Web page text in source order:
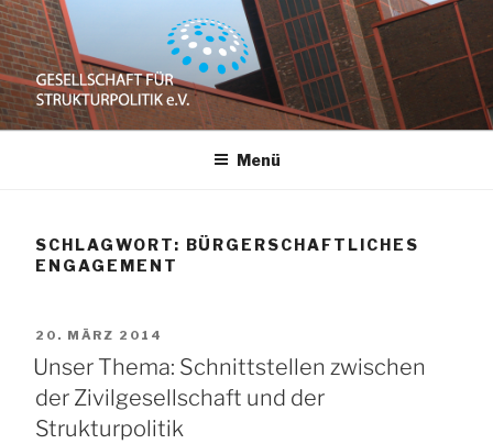
Zum
Inhalt
springen
GESELLSCHAFT
STRUKTURPOLITIK
e.V.
Menü
SCHLAGWORT: BÜRGERSCHAFTLICHES
ENGAGEMENT
VERÖFFENTLICHT
AM
20. MÄRZ 2014
Unser Thema: Schnittstellen zwischen
der Zivilgesellschaft und der
Strukturpolitik